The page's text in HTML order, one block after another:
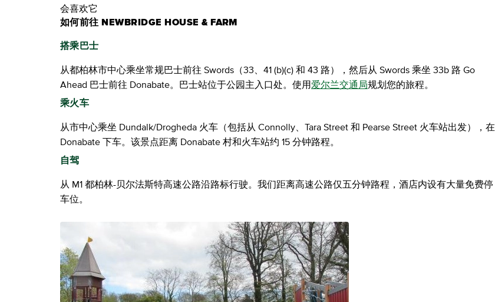
会喜欢它
如何前往 NEWBRIDGE HOUSE & FARM
搭乘巴士
从都柏林市中心乘坐常规巴士前往 Swords（33、41 (b)(c) 和 43 路），然后从 Swords 乘坐 33b 路 Go
Ahead 巴士前往 Donabate。巴士站位于公园主入口处。使用 爱尔兰交通局规划您的旅程。
乘火车
从市中心乘坐 Dundalk/Drogheda 火车（包括从 Connolly、Tara Street 和 Pearse Street 火车站出发），在
Donabate 下车。该景点距离 Donabate 村和火车站约 15 分钟路程。
自驾
从 M1 都柏林-贝尔法斯特高速公路沿路标行驶。我们距离高速公路仅五分钟路程，酒店内设有大量免费停
车位。